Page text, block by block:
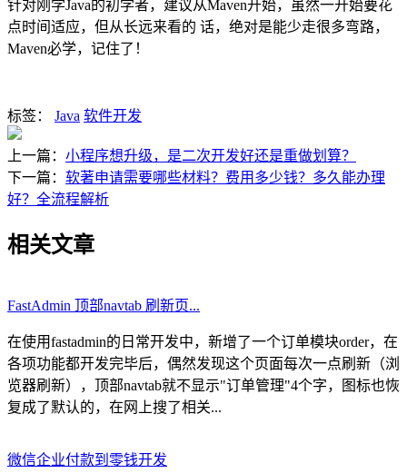
针对刚学Java的初学者，建议从Maven开始，虽然一开始要花
点时间适应，但从长远来看的 话，绝对是能少走很多弯路，
Maven必学，记住了！
标签： Java 软件开发
上一篇： 小程序想升级，是二次开发好还是重做划算？
下一篇： 软著申请需要哪些材料？费用多少钱？多久能办理
好？全流程解析
相关文章
FastAdmin 顶部navtab 刷新页...
在使用fastadmin的日常开发中，新增了一个订单模块order，在
各项功能都开发完毕后，偶然发现这个页面每次一点刷新（浏
览器刷新），顶部navtab就不显示"订单管理"4个字，图标也恢
复成了默认的，在网上搜了相关...
微信企业付款到零钱开发